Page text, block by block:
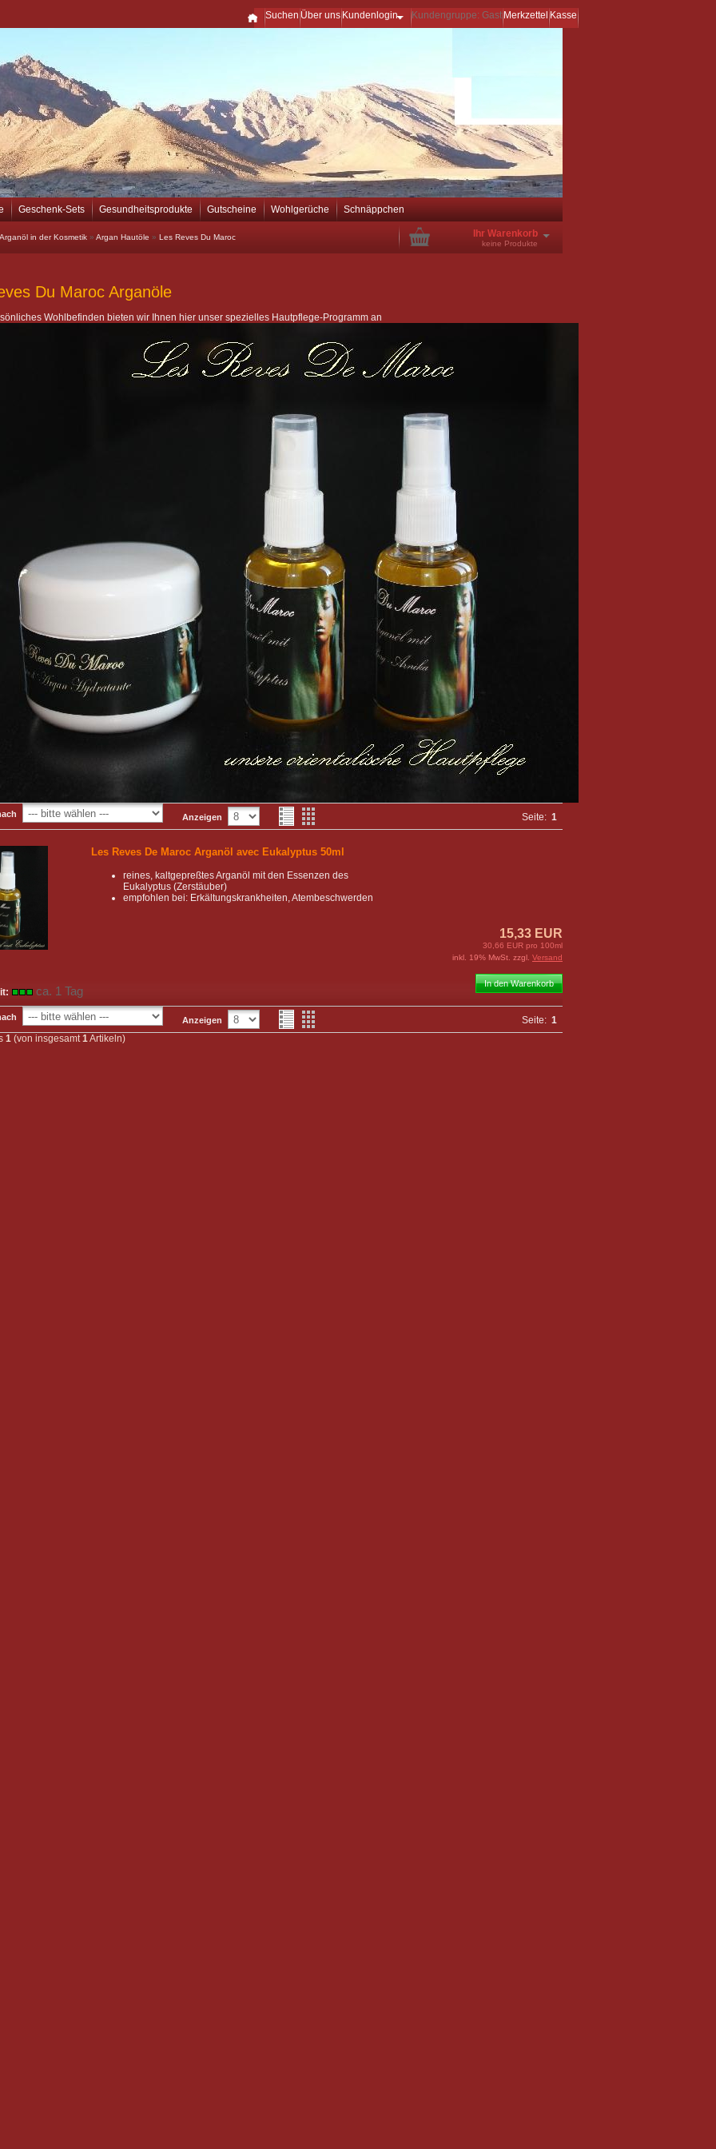
Suchen Über uns Kundenlogin Kundengruppe: Gast Merkzettel Kasse
Geschenk-Sets Gesundheitsprodukte Gutscheine Wohlgerüche Schnäppchen
Arganöl in der Kosmetik » Argan Hautöle » Les Reves Du Maroc Ihr Warenkorb
keine Produkte
Du Maroc Arganöle
Wohlbefinden bieten wir Ihnen hier unser spezielles Hautpflege-Programm an
Anzeigen Seite: 1
Les Reves De Maroc Arganöl avec Eukalyptus 50ml
reines, kaltgepreßtes Arganöl mit den Essenzen des
Eukalyptus (Zerstäuber)
empfohlen bei: Erkältungskrankheiten, Atembeschwerden
15,33 EUR
30,66 EUR pro 100ml
inkl. 19% MwSt. zzgl. Versand
ca. 1 Tag
In den Warenkorb
Anzeigen Seite: 1
1 (von insgesamt1Artikeln)